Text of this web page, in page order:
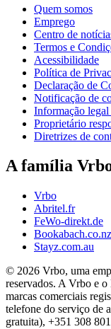
Quem somos
Emprego
Centro de
Termos e
Acessibilidade
Política de
Declaração de
Notificação de
Informação legal
Proprietário
Diretrizes de
A família
Vrbo
Abritel.fr
FeWo-direkt.de
Bookabach.co.nz
Stayz.com.au
© 2026 Vrbo, uma
reservados. A Vrbo e
marcas comerciais
telefone do serviço de
gratuita), +351 308